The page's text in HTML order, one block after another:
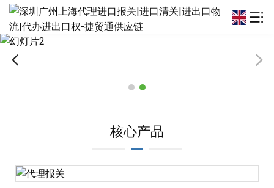
核心产品